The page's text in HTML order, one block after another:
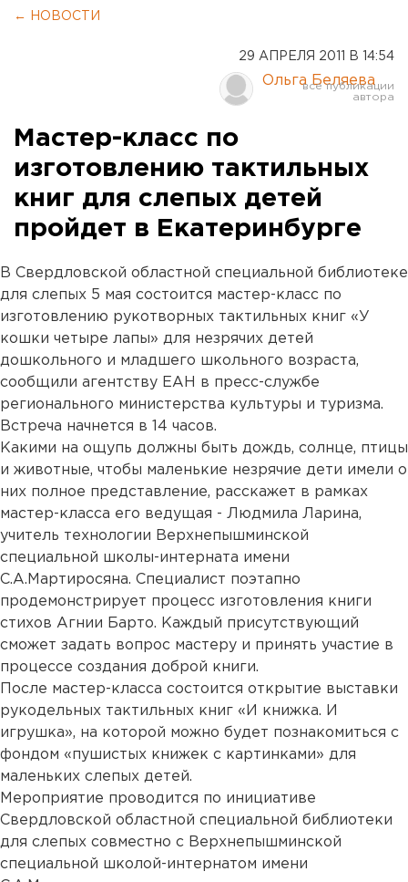
← НОВОСТИ
29 АПРЕЛЯ 2011 В 14:54
Ольга Беляева
Мастер-класс по
изготовлению тактильных
книг для слепых детей
пройдет в Екатеринбурге
В Свердловской областной специальной библиотеке
для слепых 5 мая состоится мастер-класс по
изготовлению рукотворных тактильных книг «У
кошки четыре лапы» для незрячих детей
дошкольного и младшего школьного возраста,
сообщили агентству ЕАН в пресс-службе
регионального министерства культуры и туризма.
Встреча начнется в 14 часов.
Какими на ощупь должны быть дождь, солнце, птицы
и животные, чтобы маленькие незрячие дети имели о
них полное представление, расскажет в рамках
мастер-класса его ведущая - Людмила Ларина,
учитель технологии Верхнепышминской
специальной школы-интерната имени
С.А.Мартиросяна. Специалист поэтапно
продемонстрирует процесс изготовления книги
стихов Агнии Барто. Каждый присутствующий
сможет задать вопрос мастеру и принять участие в
процессе создания доброй книги.
После мастер-класса состоится открытие выставки
рукодельных тактильных книг «И книжка. И
игрушка», на которой можно будет познакомиться с
фондом «пушистых книжек с картинками» для
маленьких слепых детей.
Мероприятие проводится по инициативе
Свердловской областной специальной библиотеки
для слепых совместно с Верхнепышминской
специальной школой-интернатом имени